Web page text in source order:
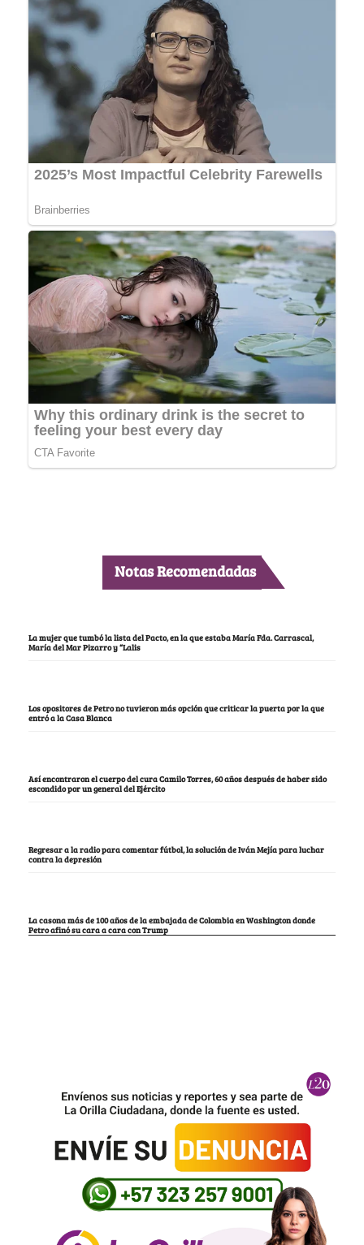
Notas Recomendadas
La mujer que tumbó la lista del Pacto, en la que estaba María Fda. Carrascal,
María del Mar Pizarro y “Lalis
Los opositores de Petro no tuvieron más opción que criticar la puerta por la que
entró a la Casa Blanca
Así encontraron el cuerpo del cura Camilo Torres, 60 años después de haber sido
escondido por un general del Ejército
Regresar a la radio para comentar fútbol, la solución de Iván Mejía para luchar
contra la depresión
La casona más de 100 años de la embajada de Colombia en Washington donde
Petro afinó su cara a cara con Trump